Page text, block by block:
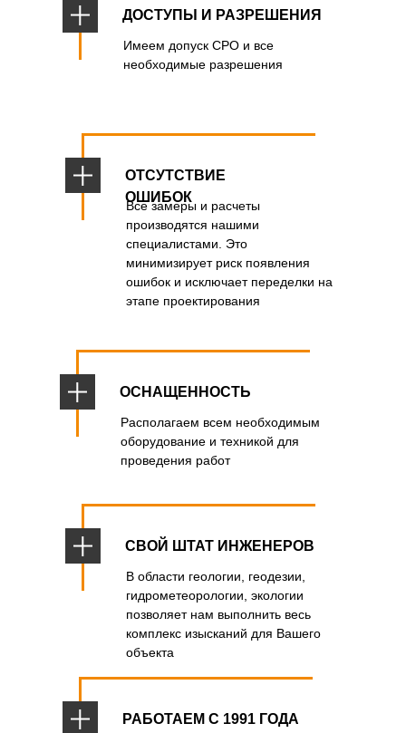
ОТСУТСТВИЕ
ОШИБОК
Все замеры и расчеты
производятся нашими
специалистами. Это
минимизирует риск появления
ошибок и исключает переделки на
этапе проектирования
СВОЙ ШТАТ ИНЖЕНЕРОВ
В области геологии, геодезии,
гидрометеорологии, экологии
позволяет нам выполнить весь
комплекс изысканий для Вашего
объекта
ДОСТУПЫ И РАЗРЕШЕНИЯ
Имеем допуск СРО и все
необходимые разрешения
ОСНАЩЕННОСТЬ
Располагаем всем необходимым
оборудование и техникой для
проведения работ
РАБОТАЕМ С 1991 ГОДА